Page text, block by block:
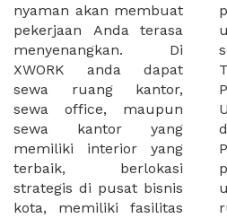
nyaman akan membuat
pekerjaan Anda terasa
menyenangkan. Di
XWORK anda dapat
sewa ruang kantor,
sewa office, maupun
sewa kantor yang
memiliki interior yang
terbaik, berlokasi
strategis di pusat bisnis
kota, memiliki fasilitas
pengurusan legalitas
usaha baru Anda,
seperti surat domisili,
Tanda Domisili
Perusahaan, Surat Izin
Usaha Perdagangan,
dan atau akte pendirian
PT maupun akte
pendirian CV untuk
usaha Anda. Sewa
ruang kantor XWORK